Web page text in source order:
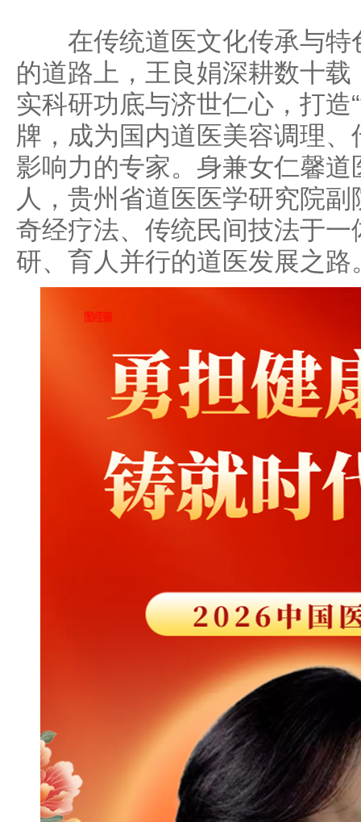
在传统道医文化传承与特
的道路上，王良娟深耕数十
实科研功底与济世仁心，打造
牌，成为国内道医美容调理
影响力的专家。身兼女仁馨
人，贵州省道医医学研究院
奇经疗法、传统民间技法于
研、育人并行的道医发展之路